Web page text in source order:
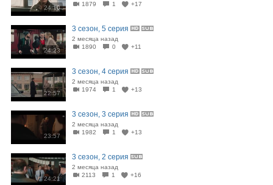
24:10
1879
1 +17
24:23
3 сезон, 5 серия
2 месяца назад
1890
0 +11
22:57
3 сезон, 4 серия
2 месяца назад
1974
1 +13
23:57
3 сезон, 3 серия
2 месяца назад
1982
1 +13
24:21
3 сезон, 2 серия
2 месяца назад
2113
1 +16